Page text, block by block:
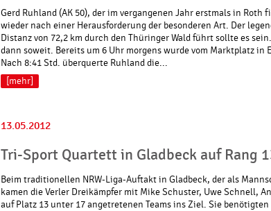
Gerd Ruhland (AK 50), der im vergangenen Jahr erstmals in
wieder nach einer Herausforderung der besonderen Art. Der
Distanz von 72,2 km durch den Thüringer Wald führt sollte es
dann soweit. Bereits um 6 Uhr morgens wurde vom Marktplatz in
Nach 8:41 Std. überquerte Ruhland die...
[mehr]
13.05.2012
Tri-Sport Quartett in Gladbeck auf Rang
Beim traditionellen NRW-Liga-Auftakt in Gladbeck, der als
kamen die Verler Dreikämpfer mit Mike Schuster, Uwe Schnell,
auf Platz 13 unter 17 angetretenen Teams ins Ziel. Sie